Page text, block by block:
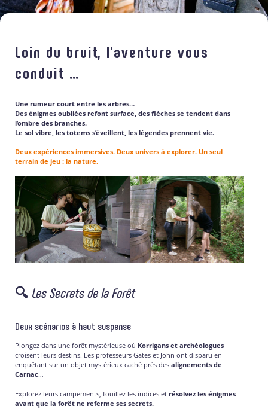
Loin du bruit, l’aventure vous
conduit …
Une rumeur court entre les arbres…
Des énigmes oubliées refont surface, des flèches se tendent dans
l’ombre des branches.
Le sol vibre, les totems s’éveillent, les légendes prennent vie.
Deux expériences immersives. Deux univers à explorer. Un seul
terrain de jeu : la nature.
🔍 Les Secrets de la Forêt
Deux scénarios à haut suspense
Plongez dans une forêt mystérieuse où Korrigans et archéologues
croisent leurs destins. Les professeurs Gates et John ont disparu en
enquêtant sur un objet mystérieux caché près des alignements de
Carnac…
Explorez leurs campements, fouillez les indices et résolvez les énigmes
avant que la forêt ne referme ses secrets.